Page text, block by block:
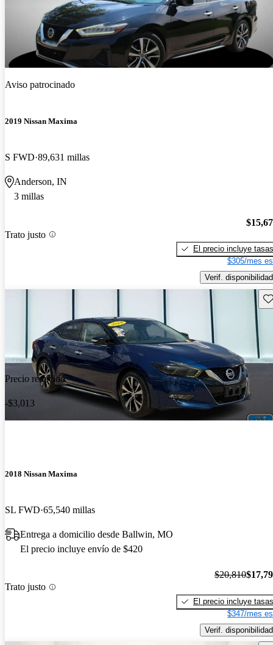
Aviso patrocinado
2019 Nissan Maxima
S FWD 89,631 millas
Anderson, IN
3 millas
Trato justo
El precio incluye tasas
$305/mes
Verif. disponibilidad
Precio reducido
-$3,013
2018 Nissan Maxima
SL FWD 65,540 millas
Entrega a domicilio desde Ballwin, MO
El precio incluye envío de $420
Trato justo
$20,810
El precio incluye tasas
$347/mes
Verif. disponibilidad